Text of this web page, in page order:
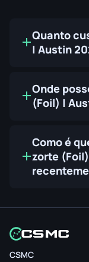
Quanto
| Austin
Onde
(Foil) |
Como é
zorte
CSMC